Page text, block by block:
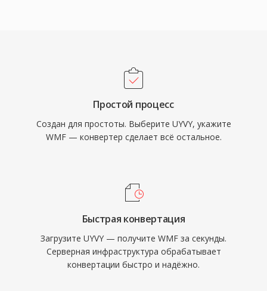
Простой процесс
Создан для простоты. Выберите UYVY, укажите
WMF — конвертер сделает всё остальное.
Быстрая конвертация
Загрузите UYVY — получите WMF за секунды.
Серверная инфраструктура обрабатывает
конвертации быстро и надёжно.